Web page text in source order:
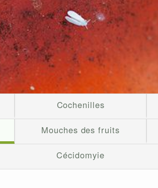
Cochenilles
Mouches des fruits
Cécidomyie